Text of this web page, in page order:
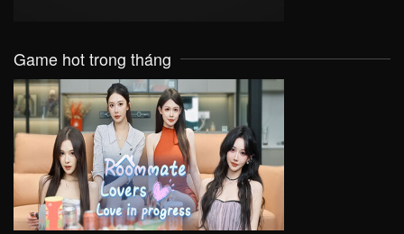
Game hot trong tháng
VIEW